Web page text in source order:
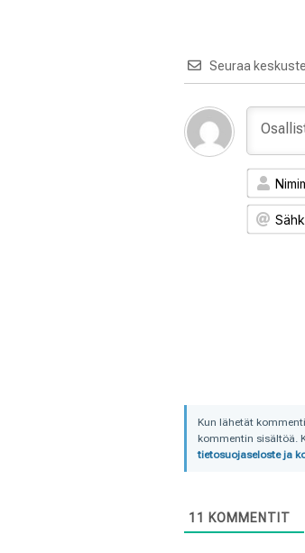
Seuraa
Kun lähetät
kommentin sisältöä.
tietosuojaseloste ja
11 KOMMENTIT